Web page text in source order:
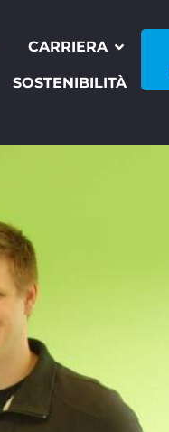
CARRIERA
SOSTENIBILITÀ